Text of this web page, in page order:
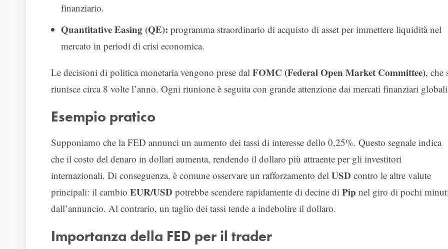
finanziario.
Quantitative Easing (QE): programma straordinario di acquisto di asset per immettere liquidità nel
mercato in periodi di crisi economica.
Le decisioni di politica monetaria vengono prese dal FOMC (Federal Open Market Committee), che
riunisce circa 8 volte l’anno. Ogni riunione è seguita con grande attenzione dai mercati finanziari
Esempio pratico
Supponiamo che la FED annunci un aumento dei tassi di interesse dello 0,25%. Questo segnale indica
che il costo del denaro in dollari aumenta, rendendo il dollaro più attraente per gli investitori
internazionali. Di conseguenza, è comune osservare un rafforzamento del USD contro le altre valute
principali: il cambio EUR/USD potrebbe scendere rapidamente di decine di Pip nel giro di pochi
dall’annuncio. Al contrario, un taglio dei tassi tende a indebolire il dollaro.
Importanza della FED per il trader